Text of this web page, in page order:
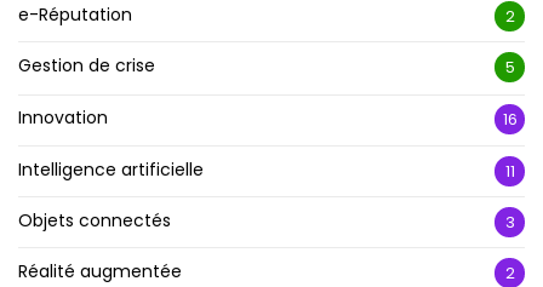
e-Réputation 2
Gestion de crise 5
Innovation 16
Intelligence artificielle 11
Objets connectés 3
Réalité augmentée 2